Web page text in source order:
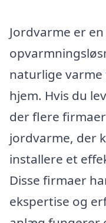
Jordvarme er
naturlige
hjem. Hvis du
der flere
jordvarme, der
installere et
Disse firmaer
ekspertise og